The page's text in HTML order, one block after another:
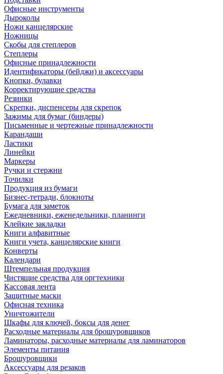
Офисные инструменты
Дыроколы
Ножи канцелярские
Ножницы
Скобы для степлеров
Степлеры
Офисные принадлежности
Идентификаторы (бейджи) и аксессуары
Кнопки, булавки
Корректирующие средства
Резинки
Скрепки, диспенсеры для скрепок
Зажимы для бумаг (биндеры)
Письменные и чертежные принадлежности
Карандаши
Ластики
Линейки
Маркеры
Ручки и стержни
Точилки
Продукция из бумаги
Бизнес-тетради, блокноты
Бумага для заметок
Ежедневники, еженедельники, планинги
Клейкие закладки
Книги алфавитные
Книги учета, канцелярские книги
Конверты
Календари
Штемпельная продукция
Чистящие средства для оргтехники
Кассовая лента
Защитные маски
Офисная техника
Уничтожители
Шкафы для ключей, боксы для денег
Расходные материалы для брошуровщиков
Ламинаторы, расходные материалы для ламинаторов
Элементы питания
Брошуровщики
Аксессуары для резаков